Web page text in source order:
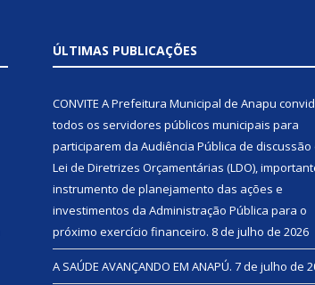
ÚLTIMAS PUBLICAÇÕES
CONVITE A Prefeitura Municipal de Anapu
todos os servidores públicos municipais para
participarem da Audiência Pública de discussão
Lei de Diretrizes Orçamentárias (LDO),
instrumento de planejamento das ações e
investimentos da Administração Pública para o
próximo exercício financeiro. 8 de julho de 2026
A SAÚDE AVANÇANDO EM ANAPÚ. 7 de julho de